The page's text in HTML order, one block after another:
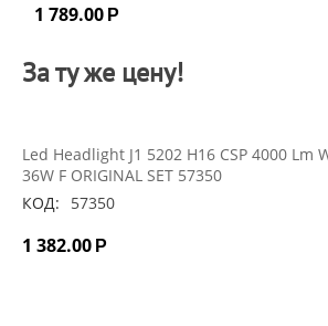
1 789.00 Р
За ту же цену!
Led Headlight J1 5202 H16 CSP 4000 Lm
36W F ORIGINAL SET 57350
КОД:
57350
1 382.00 Р